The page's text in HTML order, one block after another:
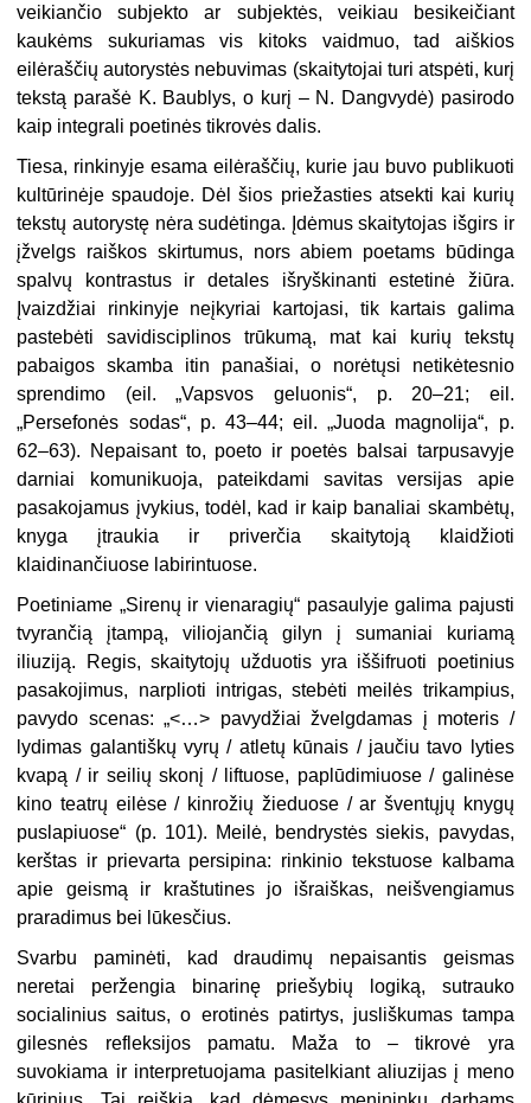
veikiančio subjekto ar subjektės, veikiau besikeičiant
kaukėms sukuriamas vis kitoks vaidmuo, tad aiškios
eilėraščių autorystės nebuvimas (skaitytojai turi atspėti, kurį
tekstą parašė K. Baublys, o kurį – N. Dangvydė) pasirodo
kaip integrali poetinės tikrovės dalis.
Tiesa, rinkinyje esama eilėraščių, kurie jau buvo publikuoti
kultūrinėje spaudoje. Dėl šios priežasties atsekti kai kurių
tekstų autorystę nėra sudėtinga. Įdėmus skaitytojas išgirs ir
įžvelgs raiškos skirtumus, nors abiem poetams būdinga
spalvų kontrastus ir detales išryškinanti estetinė žiūra.
Įvaizdžiai rinkinyje neįkyriai kartojasi, tik kartais galima
pastebėti savidisciplinos trūkumą, mat kai kurių tekstų
pabaigos skamba itin panašiai, o norėtųsi netikėtesnio
sprendimo (eil. „Vapsvos geluonis“, p. 20–21; eil.
„Persefonės sodas“, p. 43–44; eil. „Juoda magnolija“, p.
62–63). Nepaisant to, poeto ir poetės balsai tarpusavyje
darniai komunikuoja, pateikdami savitas versijas apie
pasakojamus įvykius, todėl, kad ir kaip banaliai skambėtų,
knyga įtraukia ir priverčia skaitytoją klaidžioti
klaidinančiuose labirintuose.
Poetiniame „Sirenų ir vienaragių“ pasaulyje galima pajusti
tvyrančią įtampą, viliojančią gilyn į sumaniai kuriamą
iliuziją. Regis, skaitytojų užduotis yra iššifruoti poetinius
pasakojimus, narplioti intrigas, stebėti meilės trikampius,
pavydo scenas: „<…> pavydžiai žvelgdamas į moteris /
lydimas galantiškų vyrų / atletų kūnais / jaučiu tavo lyties
kvapą / ir seilių skonį / liftuose, paplūdimiuose / galinėse
kino teatrų eilėse / kinrožių žieduose / ar šventųjų knygų
puslapiuose“ (p. 101). Meilė, bendrystės siekis, pavydas,
kerštas ir prievarta persipina: rinkinio tekstuose kalbama
apie geismą ir kraštutines jo išraiškas, neišvengiamus
praradimus bei lūkesčius.
Svarbu paminėti, kad draudimų nepaisantis geismas
neretai peržengia binarinę priešybių logiką, sutrauko
socialinius saitus, o erotinės patirtys, jusliškumas tampa
gilesnės refleksijos pamatu. Maža to – tikrovė yra
suvokiama ir interpretuojama pasitelkiant aliuzijas į meno